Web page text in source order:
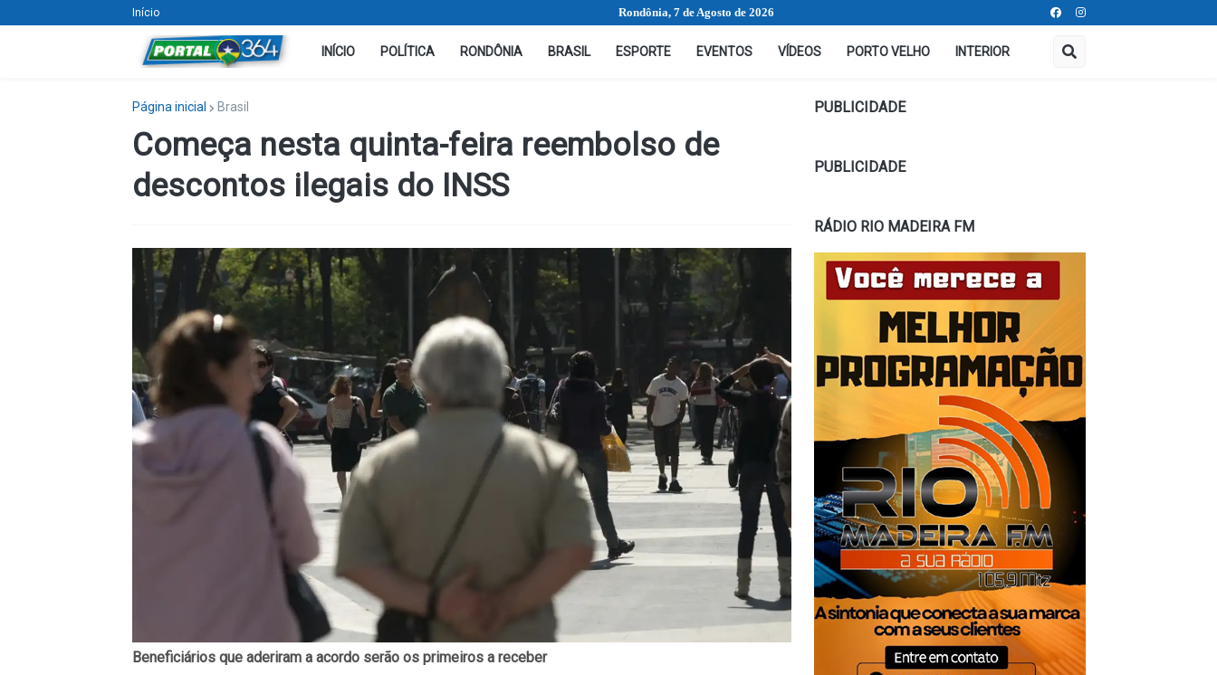
Início Rondônia, 7 de Agosto de 2026
INÍCIO POLÍTICA RONDÔNIA BRASIL ESPORTE EVENTOS VÍDEOS PORTO VELHO INTERIOR
Página inicial Brasil
Começa nesta quinta-feira reembolso de
descontos ilegais do INSS
Beneficiários que aderiram a acordo serão os primeiros a receber
PUBLICIDADE
PUBLICIDADE
RÁDIO RIO MADEIRA FM